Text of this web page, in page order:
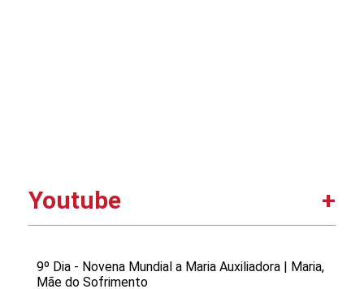
Youtube
9º Dia - Novena Mundial a Maria Auxiliadora | Maria,
Mãe do Sofrimento